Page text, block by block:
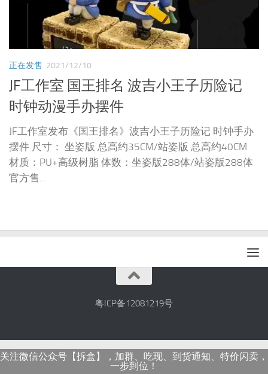
正在发售 2021/12/10
JF工作室 国王排名 波吉小王子历险记
时钟动漫手办摆件
JF工作室发布《国王排名》波吉小王子历险记 时钟手办
摆件 尺寸： 坐姿版 总高约35CM/站姿版 总高约40CM
材质：PU+高级树脂 体数：坐姿版288体/站姿版288体
官方售...
粤ICP备12081219号
关注微信公众号【拆盒】，加群、吃现、到货通知、特价闪卖，
一步到位！